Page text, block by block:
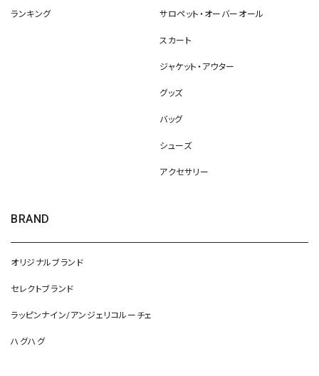
ランキング サロペット・オーバーオール
スカート
ジャケット・アウター
グッズ
バッグ
シューズ
アクセサリー
BRAND
オリジナルブランド
セレクトブランド
ラッピンナイン/アンジェリコルーチェ
ハグハグ